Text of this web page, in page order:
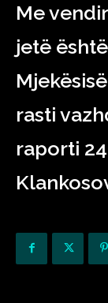
Me
jetë
rasti
raporti